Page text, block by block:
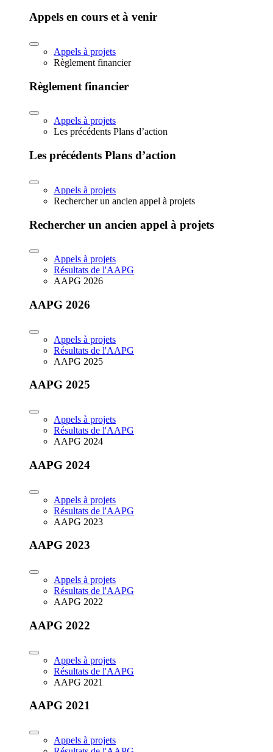
Appels en cours et à venir
Appels à projets
Règlement financier
Règlement financier
Appels à projets
Les précédents Plans d’action
Les précédents Plans d’action
Appels à projets
Rechercher un ancien appel à projets
Rechercher un ancien appel à projets
Appels à projets
Résultats de l'AAPG
AAPG 2026
AAPG 2026
Appels à projets
Résultats de l'AAPG
AAPG 2025
AAPG 2025
Appels à projets
Résultats de l'AAPG
AAPG 2024
AAPG 2024
Appels à projets
Résultats de l'AAPG
AAPG 2023
AAPG 2023
Appels à projets
Résultats de l'AAPG
AAPG 2022
AAPG 2022
Appels à projets
Résultats de l'AAPG
AAPG 2021
AAPG 2021
Appels à projets